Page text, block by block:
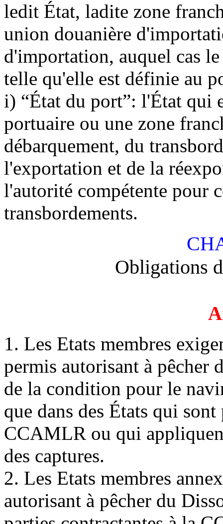
ledit État, ladite zone
union douanière
d'importation, auquel cas
telle qu'elle est définie au
i) “État du port”: l'État qui
portuaire ou une zone
débarquement, du
l'exportation et de la
l'autorité compétente pour
transbordements.
Obligations
1. Les Etats membres
permis autorisant à pêcher
de la condition pour le
que dans des États qui
CCAMLR ou qui
des captures.
2. Les Etats membres
autorisant à pêcher du